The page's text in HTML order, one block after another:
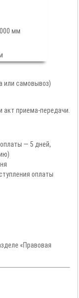
мм
или самовывоз)
акт приема-передачи.
— 5 дней,
оплаты
«Правовая